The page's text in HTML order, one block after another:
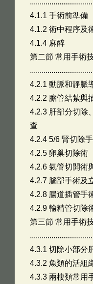
4.1.1 手術前準備
4.1.2 術中程序及
4.1.4 麻醉
第二節 常用手術
4.2.1 動脈和靜脈
4.2.2 膽管結紮與
4.2.3 肝部分切除
查
4.2.4 5/6 腎切除
4.2.5 卵巢切除術
4.2.6 氣管切開術
4.2.7 腦部手術及
4.2.8 腸道插管手
4.2.9 輸精管切除
第三節 常用手術
4.3.1 切除小部分
4.3.2 魚類的活組
4.3.3 兩棲類常用